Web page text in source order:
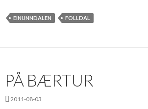
EINUNNDALEN FOLLDAL
PÅ BÆRTUR
2011-08-03